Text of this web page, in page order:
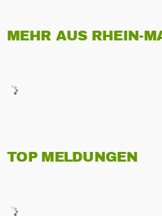
MEHR AUS RHEIN-
TOP MELDUNGEN